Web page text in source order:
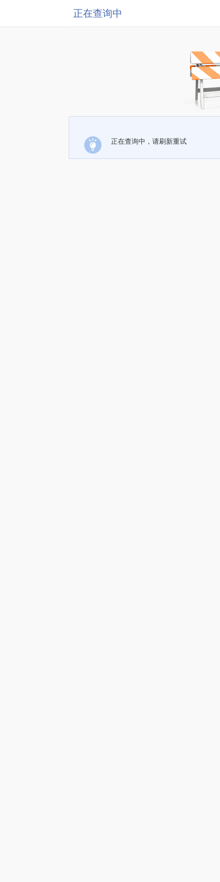
正在查询中
正在查询中，请刷新重试